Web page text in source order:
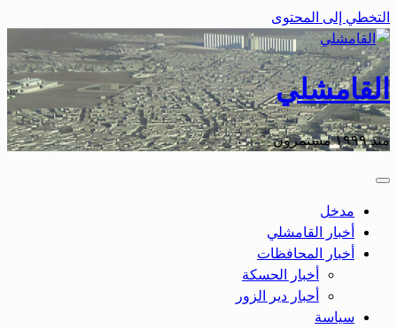
التخطي إلى المحتوى
القامشلي
منذ ١٩٩٩ مستمرون
مدخل
أخبار القامشلي
أخبار المحافظات
أخبار الحسكة
أحبار دير الزور
سياسة